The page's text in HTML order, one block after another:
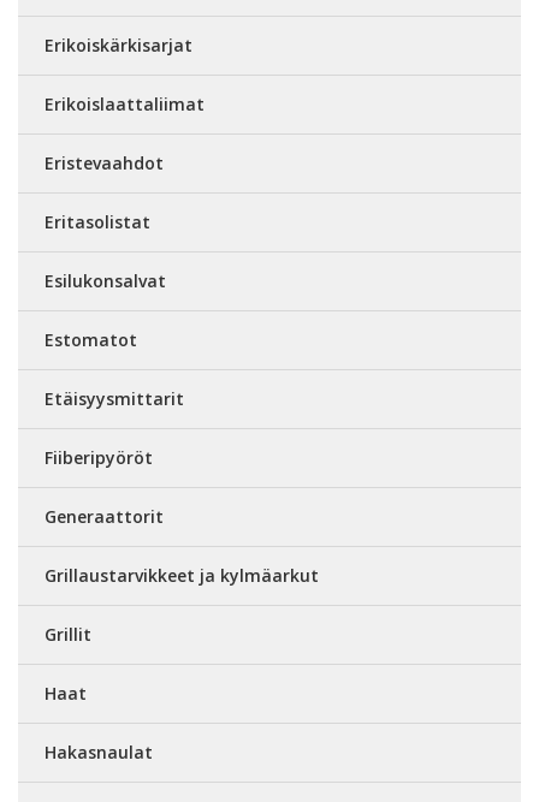
Erikoiskärkisarjat
Erikoislaattaliimat
Eristevaahdot
Eritasolistat
Esilukonsalvat
Estomatot
Etäisyysmittarit
Fiiberipyöröt
Generaattorit
Grillaustarvikkeet ja kylmäarkut
Grillit
Haat
Hakasnaulat